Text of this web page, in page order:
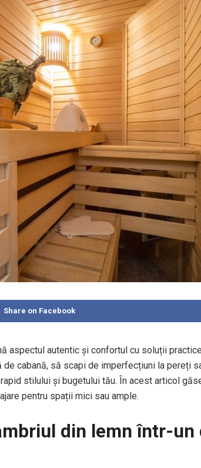
Share on Facebook
aspectul autentic și confortul cu soluții
cabană, să scapi de imperfecțiuni la pereți
stilului și bugetului tău. În acest articol
pentru spații mici sau ample.
din lemn într-un